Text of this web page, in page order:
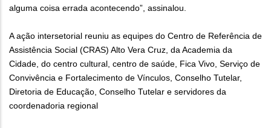
alguma coisa errada acontecendo”, assinalou.
A ação intersetorial reuniu as equipes do Centro de Referência de
Assistência Social (CRAS) Alto Vera Cruz, da Academia da
Cidade, do centro cultural, centro de saúde, Fica Vivo, Serviço de
Convivência e Fortalecimento de Vínculos, Conselho Tutelar,
Diretoria de Educação, Conselho Tutelar e servidores da
coordenadoria regional